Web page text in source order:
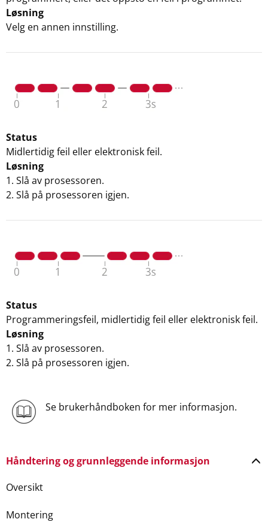
Løsning
Velg en annen innstilling.
Status
Midlertidig feil eller elektronisk feil.
Løsning
1. Slå av prosessoren.
2. Slå på prosessoren igjen.
Status
Programmeringsfeil, midlertidig feil eller elektronisk feil.
Løsning
1. Slå av prosessoren.
2. Slå på prosessoren igjen.
Se brukerhåndboken for mer informasjon.
Håndtering og grunnleggende informasjon
Oversikt
Montering